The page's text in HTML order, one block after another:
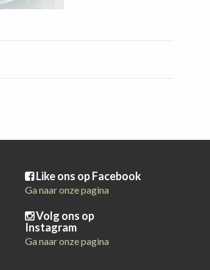
Like ons op Facebook
Ga naar onze pagina
Volg ons op
Instagram
Ga naar onze pagina